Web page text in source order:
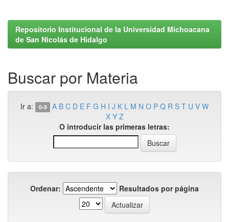
Repositorio Institucional de la Universidad Michoacana
de San Nicolás de Hidalgo
Buscar por Materia
Ir a: 0-9 A B C D E F G H I J K L M N O P Q R S T U V W
X Y Z
O introducir las primeras letras:
Ordenar: Resultados por página